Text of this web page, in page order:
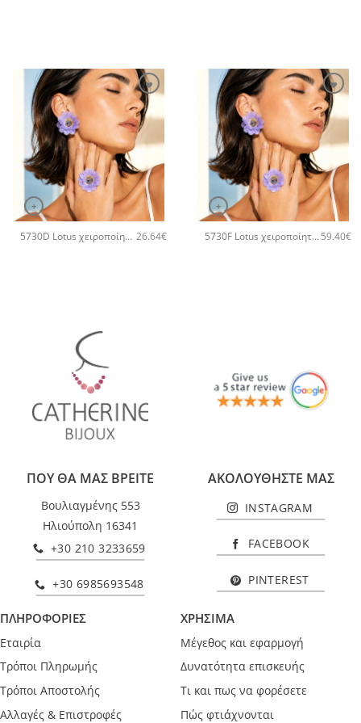
+
5730D Lotus χειροποίητο δαχτυλιδι Catherine bijoux Μωβ 26.64€
+
5730F Lotus χειροποίητα σκουλαρίκιαCatherine bijoux Μωβ59.40€
ΠΟΥ ΘΑ ΜΑΣ ΒΡΕΙΤΕ
Βουλιαγμένης 553
Ηλιούπολη 16341
+30 210 3233659
+30 6985693548
ΑΚΟΛΟΥΘΗΣΤΕ ΜΑΣ
INSTAGRAM
FACEBOOK
PINTEREST
ΠΛΗΡΟΦΟΡΙΕΣ
Εταιρία
Τρόποι Πληρωμής
Τρόποι Αποστολής
Αλλαγές & Επιστροφές
ΧΡΗΣΙΜΑ
Μέγεθος και εφαρμογή
Δυνατότητα επισκευής
Τι και πως να φορέσετε
Πώς φτιάχνονται